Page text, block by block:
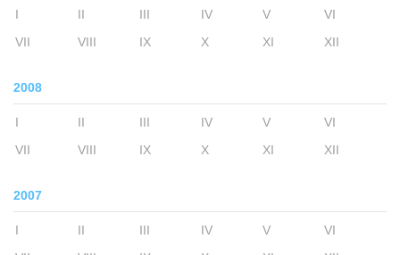
I II III IV V
VI
VII
VIII IX X XI XII
2008
I II III IV V
VI
VII
VIII IX X XI XII
2007
I II III IV V
VI